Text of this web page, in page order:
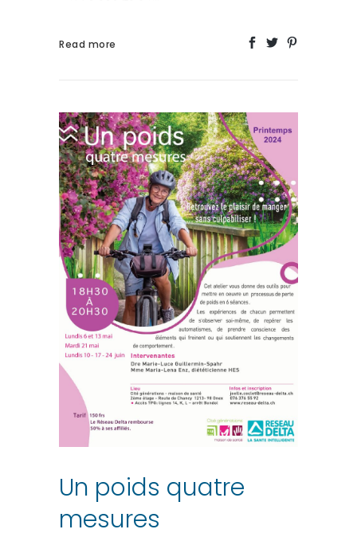
Read more
Un poids quatre
mesures